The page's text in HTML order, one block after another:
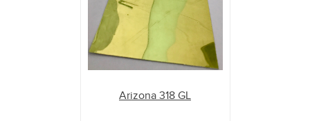
Arizona 318 GL